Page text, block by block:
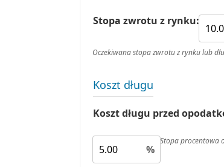
Stopa zwrotu z rynku:
Oczekiwana stopa zwrotu z rynku lub
Koszt długu
Koszt długu przed
%
Stopa procentowa